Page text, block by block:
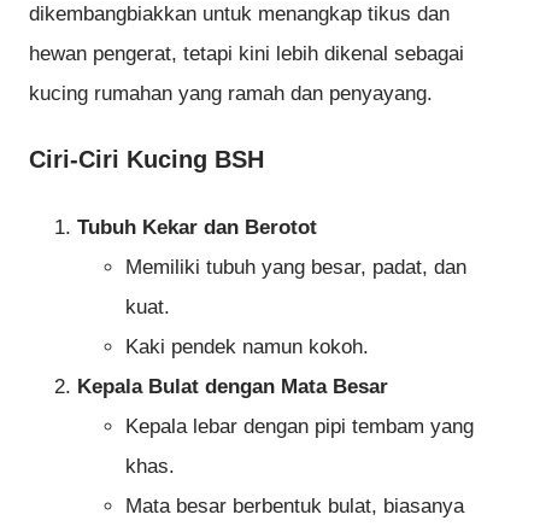
dikembangbiakkan untuk menangkap tikus dan
hewan pengerat, tetapi kini lebih dikenal sebagai
kucing rumahan yang ramah dan penyayang.
Ciri-Ciri Kucing BSH
Tubuh Kekar dan Berotot
Memiliki tubuh yang besar, padat, dan
kuat.
Kaki pendek namun kokoh.
Kepala Bulat dengan Mata Besar
Kepala lebar dengan pipi tembam yang
khas.
Mata besar berbentuk bulat, biasanya